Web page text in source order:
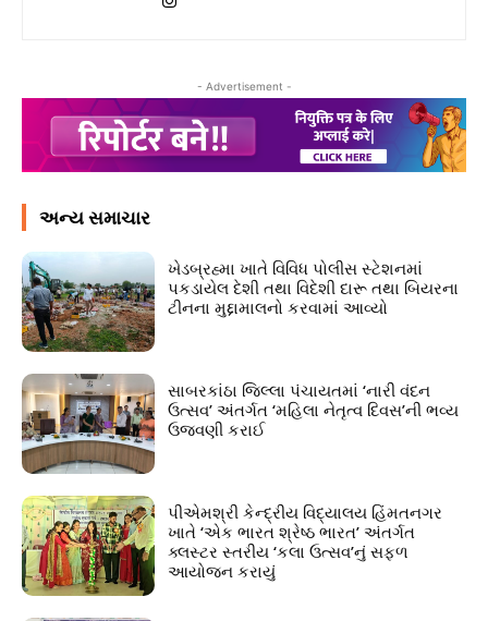
- Advertisement -
અન્ય સમાચાર
ખેડબ્રહ્મા ખાતે વિવિધ પોલીસ સ્ટેશનમાં
પકડાયેલ દેશી તથા વિદેશી દારૂ તથા બિયરના
ટીનના મુદ્દામાલનો કરવામાં આવ્યો
સાબરકાંઠા જિલ્લા પંચાયતમાં ‘નારી વંદન
ઉત્સવ’ અંતર્ગત ‘મહિલા નેતૃત્વ દિવસ’ની ભવ્ય
ઉજવણી કરાઈ
પીએમશ્રી કેન્દ્રીય વિદ્યાલય હિંમતનગર
ખાતે ‘એક ભારત શ્રેષ્ઠ ભારત’ અંતર્ગત
ક્લસ્ટર સ્તરીય ‘કલા ઉત્સવ’નું સફળ
આયોજન કરાયું